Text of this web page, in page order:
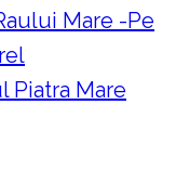
Mare -Pe
Piatra Mare